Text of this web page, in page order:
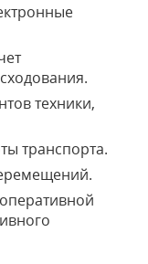
техники,
транспорта.